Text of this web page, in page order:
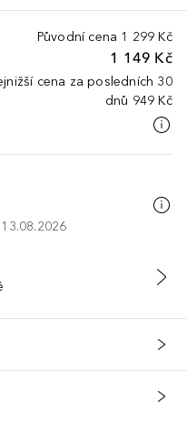
Původní cena 1 299 Kč
1 149 Kč
cena za posledních 30
dnů 949 Kč